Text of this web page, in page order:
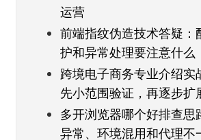
运营
前端指纹伪造技术答疑：
护和异常处理要注意什么
跨境电子商务专业介绍实
先小范围验证，再逐步扩
多开浏览器哪个好排查思
异常、环境混用和代理不